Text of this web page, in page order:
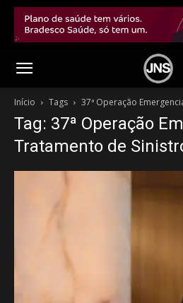
Início Tags 37ª Operação
Tag: 37ª Operação
Tratamento de